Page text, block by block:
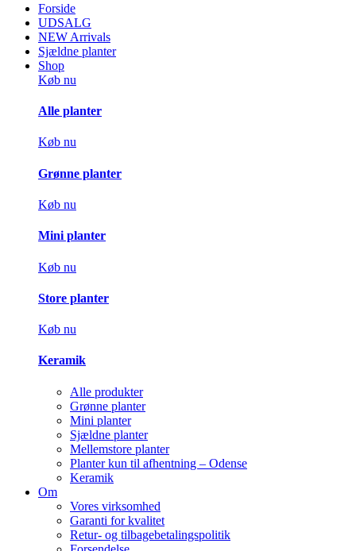
Forside
UDSALG
NEW Arrivals
Sjældne planter
Shop
Køb nu
Alle planter
Køb nu
Grønne planter
Køb nu
Mini planter
Køb nu
Store planter
Køb nu
Keramik
Alle produkter
Grønne planter
Mini planter
Sjældne planter
Mellemstore planter
Planter kun til afhentning – Odense
Keramik
Om
Vores virksomhed
Garanti for kvalitet
Retur- og tilbagebetalingspolitik